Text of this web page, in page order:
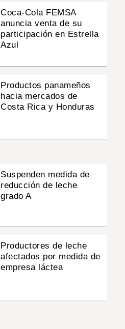
Coca-Cola FEMSA
anuncia venta de su
participación en Estrella
Azul
Productos panameños
hacia mercados de
Costa Rica y Honduras
Suspenden medida de
reducción de leche
grado A
Productores de leche
afectados por medida de
empresa láctea